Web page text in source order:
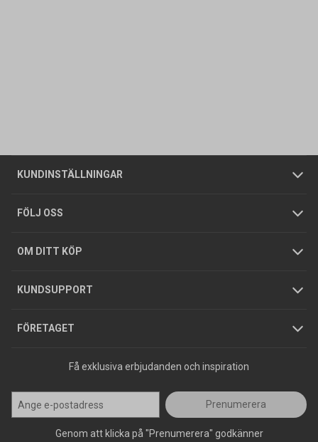
KUNDINSTÄLLNINGAR
Företagskund / Privatkund
FÖLJ OSS
OM DITT KÖP
Allmänna försäljningsvillkor
Integritetspolicy
GDPR
KUNDSUPPORT
Butiker
Foldrar och kataloger
Köpguider
Varumärken
FÖRETAGET
Om oss
Tjänster
Hållbarhet
Jobba hos oss
Press
Få exklusiva erbjudanden och inspiration
Prenumerera
Genom att klicka på "Prenumerera" godkänner